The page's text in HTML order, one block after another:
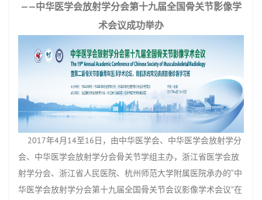
——中华医学会放射学分会第十九届全国骨关节影像学
术会议成功举办
2017年4月 14至16 日，由中华医学会、中华医学会放射学分
会、中华医学会放射学分会骨关节学组主办，浙江省医学会放
射学分会、浙江省人民医院、杭州师范大学附属医院承办的“中
华医学会放射学分会第十九届全国骨关节会议影像学术会议”在